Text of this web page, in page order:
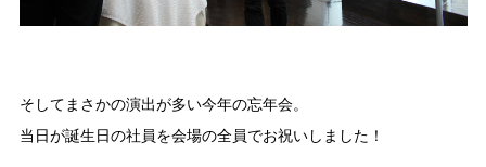
そしてまさかの演出が多い今年の忘年会。
当日が誕生日の社員を会場の全員でお祝いしました！